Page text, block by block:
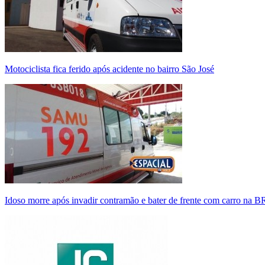
Motociclista fica ferido após acidente no bairro São José
Idoso morre após invadir contramão e bater de frente com carro na